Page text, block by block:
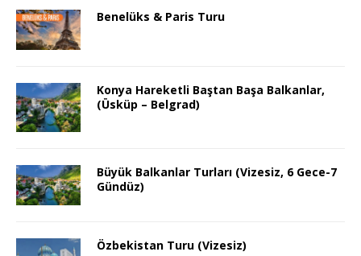
Benelüks & Paris Turu
Konya Hareketli Baştan Başa Balkanlar,
(Üsküp – Belgrad)
Büyük Balkanlar Turları (Vizesiz, 6 Gece-7
Gündüz)
Özbekistan Turu (Vizesiz)